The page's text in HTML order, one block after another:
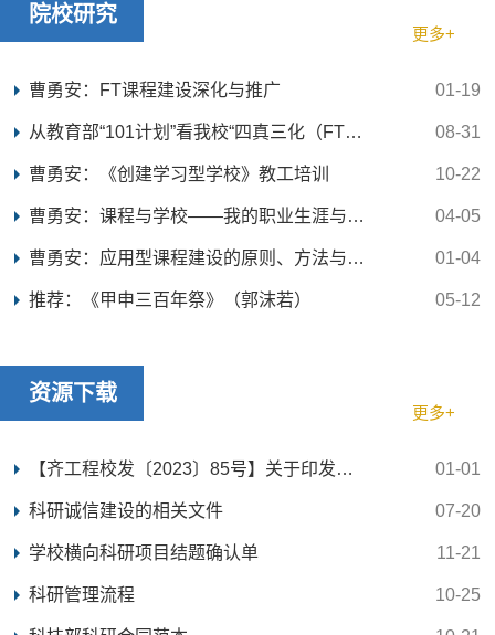
院校研究
更多+
曹勇安：FT课程建设深化与推广 01-19
从教育部“101计划”看我校“四真三化（FT）”课程... 08-31
曹勇安：《创建学习型学校》教工培训 10-22
曹勇安：课程与学校——我的职业生涯与课程改革之... 04-05
曹勇安：应用型课程建设的原则、方法与评价【职教... 01-04
推荐：《甲申三百年祭》（郭沫若） 05-12
资源下载
更多+
【齐工程校发〔2023〕85号】关于印发《齐齐哈尔工... 01-01
科研诚信建设的相关文件 07-20
学校横向科研项目结题确认单 11-21
科研管理流程 10-25